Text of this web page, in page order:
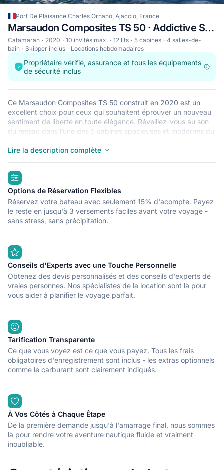
Port De Plaisance Charles Ornano, Ajaccio, France
Marsaudon Composites TS 50 · Addictive Sailing Med
Catamaran 2020 10 invités max. 12 lits 5 cabines
4 salles-de-
bain
Skipper inclus Locations hebdomadaires
Propriétaire vérifié, assurance et tous les équipements
de sécurité inclus
Ce Marsaudon Composites TS 50 construit en 2020 est un
excellent choix pour ceux qui souhaitent éprouver un nouveau
sentiment de liberté en toute élégance. Réveillez-vous au son
du ressac dans l’une des 5 cabines spacieuses et modernes du
personnes, ce catamaran est parfait pour naviguer avec des
Port De Plaisance Charles Ornano, Ajaccio, un point de départ
idéal pour explorer France en bateau. Bonne navigation !
Lire la description complète
highlights
Options de Réservation Flexibles
Réservez votre bateau avec seulement 15% d'acompte. Payez
le reste en jusqu'à 3 versements faciles avant votre voyage -
sans stress, sans précipitation.
Conseils d'Experts avec une Touche Personnelle
Obtenez des devis personnalisés et des conseils d'experts de
vraies personnes. Nos spécialistes de la location sont là pour
vous aider à planifier le voyage parfait.
Tarification Transparente
Ce que vous voyez est ce que vous payez. Tous les frais
obligatoires d'enregistrement sont inclus - les extras optionnels
comme le carburant sont clairement indiqués.
À Vos Côtés à Chaque Étape
De la première demande jusqu'à l'amarrage final, nous sommes
là pour rendre votre aventure nautique fluide et vraiment
inoubliable.